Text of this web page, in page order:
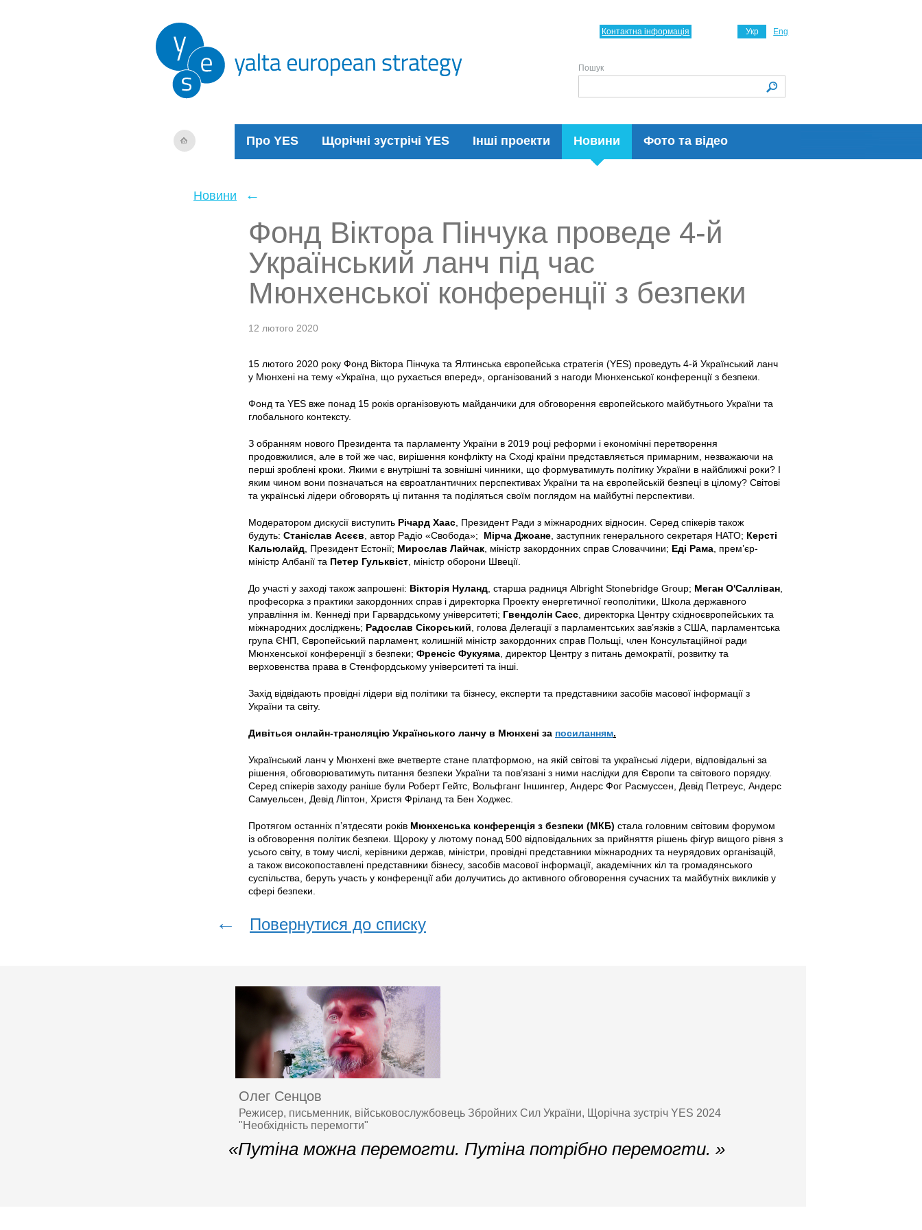
Про YES Щорічні зустрічі YES Інші проекти Новини Фото та відео
Укр Eng
Контактна інформація
Пошук
Новини ←
Фонд Віктора Пінчука проведе 4-й
Український ланч під час
Мюнхенської конференції з безпеки
12 лютого 2020
15 лютого 2020 року Фонд Віктора Пінчука та Ялтинська європейська стратегія (YES) проведуть 4-й Український ланч
у Мюнхені на тему «Україна, що рухається вперед», організований з нагоди Мюнхенської конференції з безпеки.
Фонд та YES вже понад 15 років організовують майданчики для обговорення європейського майбутнього України та
глобального контексту.
З обранням нового Президента та парламенту України в 2019 році реформи і економічні перетворення
продовжилися, але в той же час, вирішення конфлікту на Сході країни представляється примарним, незважаючи на
перші зроблені кроки. Якими є внутрішні та зовнішні чинники, що формуватимуть політику України в найближчі роки? І
яким чином вони позначаться на євроатлантичних перспективах України та на європейській безпеці в цілому? Світові
та українські лідери обговорять ці питання та поділяться своїм поглядом на майбутні перспективи.
Модератором дискусії виступить Річард Хаас , Президент Ради з міжнародних відносин. Серед спікерів також
будуть: Станіслав Асєєв , автор Радіо «Свобода»; Мірча Джоане , заступник генерального секретаря НАТО; Керсті
Кальюлайд , Президент Естонії; Мирослав Лайчак , міністр закордонних справ Словаччини; Еді Рама , прем’єр-
міністр Албанії та Петер Гульквіст , міністр оборони Швеції.
До участі у заході також запрошені: Вікторія Нуланд , старша радниця Albright Stonebridge Group; Меган О'Салліван
професорка з практики закордонних справ і директорка Проекту енергетичної геополітики, Школа державного
управління ім. Кеннеді при Гарвардському університеті; Гвендолін Сасс , директорка Центру східноєвропейських та
міжнародних досліджень; Радослав Сікорський , голова Делегації з парламентських зав’язків з США, парламентська
група ЄНП, Європейський парламент, колишній міністр закордонних справ Польщі, член Консультаційної ради
Мюнхенської конференції з безпеки; Френсіс Фукуяма , директор Центру з питань демократії, розвитку та
верховенства права в Стенфордському університеті та інші.
Захід відвідають провідні лідери від політики та бізнесу, експерти та представники засобів масової інформації з
України та світу.
Дивіться онлайн-трансляцію Українського ланчу в Мюнхені за посиланням.
Український ланч у Мюнхені вже вчетверте стане платформою, на якій світові та українські лідери, відповідальні за
рішення, обговорюватимуть питання безпеки України та пов’язані з ними наслідки для Європи та світового порядку.
Серед спікерів заходу раніше були Роберт Гейтс, Вольфганг Іншингер, Андерс Фог Расмуссен, Девід Петреус, Андерс
Самуельсен, Девід Ліптон, Христя Фріланд та Бен Ходжес.
Протягом останніх п’ятдесяти років Мюнхенська конференція з безпеки (МКБ) стала головним світовим форумом
із обговорення політик безпеки. Щороку у лютому понад 500 відповідальних за прийняття рішень фігур вищого рівня з
усього світу, в тому числі, керівники держав, міністри, провідні представники міжнародних та неурядових організацій,
а також високопоставлені представники бізнесу, засобів масової інформації, академічних кіл та громадянського
суспільства, беруть участь у конференції аби долучитись до активного обговорення сучасних та майбутніх викликів у
сфері безпеки.
← Повернутися до списку
Олег Сенцов
Режисер, письменник, військовослужбовець Збройних Сил України, Щорічна зустріч YES 2024
"Необхідність перемогти"
«Путіна можна перемогти. Путіна потрібно перемогти. »